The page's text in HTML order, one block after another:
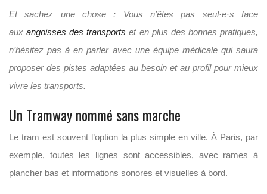
Et sachez une chose : Vous n’êtes pas seul·e·s face
auxangoisses des transports et en plus des bonnes pratiques,
n’hésitez pas à en parler avec une équipe médicale qui saura
proposer des pistes adaptées au besoin et au profil pour mieux
vivre les transports.
Un Tramway nommé sans marche
Le tram est souvent l’option la plus simple en ville. À Paris, par
exemple, toutes les lignes sont accessibles, avec rames à
plancher bas et informations sonores et visuelles à bord.